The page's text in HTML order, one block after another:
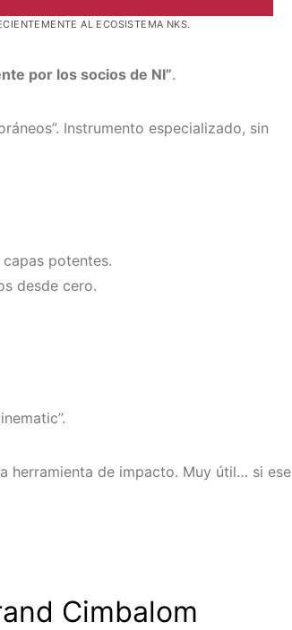
AL ECOSISTEMA NKS.
por los socios de NI”.
Instrumento especializado, sin
potentes.
desde cero.
herramienta de impacto. Muy útil… si ese
Cimbalom